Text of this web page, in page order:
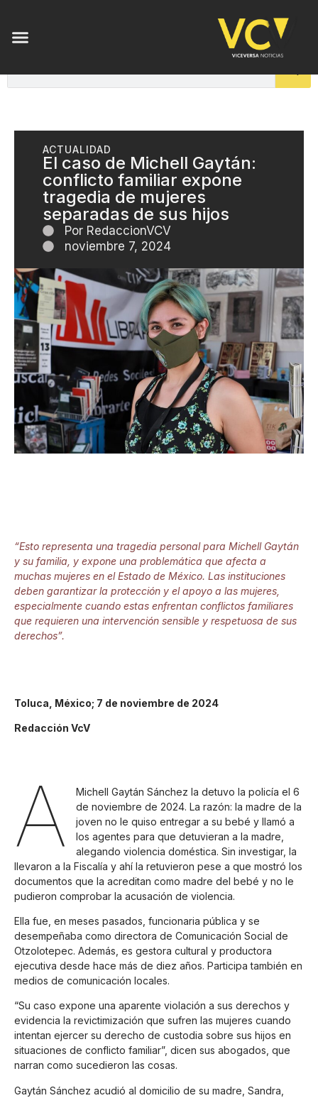
ACTUALIDAD
El caso de Michell Gaytán:
conflicto familiar expone
tragedia de mujeres
separadas de sus hijos
Por RedaccionVCV
noviembre 7, 2024
“Esto representa una tragedia personal para Michell Gaytán
y su familia, y expone una problemática que afecta a
muchas mujeres en el Estado de México. Las instituciones
deben garantizar la protección y el apoyo a las mujeres,
especialmente cuando estas enfrentan conflictos familiares
que requieren una intervención sensible y respetuosa de sus
derechos”.
Toluca, México; 7 de noviembre de 2024
Redacción VcV
A
Michell Gaytán Sánchez la detuvo la policía el 6
de noviembre de 2024. La razón: la madre de la
joven no le quiso entregar a su bebé y llamó a
los agentes para que detuvieran a la madre,
alegando violencia doméstica. Sin investigar, la
llevaron a la Fiscalía y ahí la retuvieron pese a que mostró los
documentos que la acreditan como madre del bebé y no le
pudieron comprobar la acusación de violencia.
Ella fue, en meses pasados, funcionaria pública y se
desempeñaba como directora de Comunicación Social de
Otzolotepec. Además, es gestora cultural y productora
ejecutiva desde hace más de diez años. Participa también en
medios de comunicación locales.
“Su caso expone una aparente violación a sus derechos y
evidencia la revictimización que sufren las mujeres cuando
intentan ejercer su derecho de custodia sobre sus hijos en
situaciones de conflicto familiar”, dicen sus abogados, que
narran como sucedieron las cosas.
Gaytán Sánchez acudió al domicilio de su madre, Sandra,